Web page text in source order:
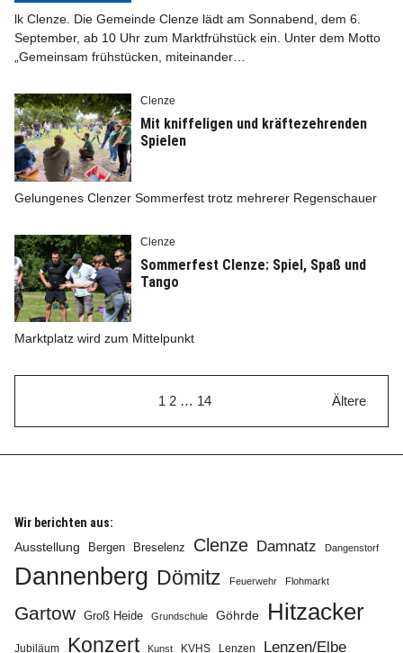
lk Clenze. Die Gemeinde Clenze lädt am Sonnabend, dem 6.
September, ab 10 Uhr zum Marktfrühstück ein. Unter dem Motto
„Gemeinsam frühstücken, miteinander…
Clenze
Mit kniffeligen und kräftezehrenden
Spielen
Gelungenes Clenzer Sommerfest trotz mehrerer Regenschauer
Clenze
Sommerfest Clenze: Spiel, Spaß und
Tango
Marktplatz wird zum Mittelpunkt
1 2 … 14 Ältere
Wir berichten aus:
Ausstellung
Bergen Breselenz Clenze Damnatz Dangenstorf
Dannenberg Dömitz Feuerwehr Flohmarkt
Gartow Groß Heide Grundschule Göhrde Hitzacker
Jubiläum Konzert Kunst KVHS Lenzen Lenzen/Elbe